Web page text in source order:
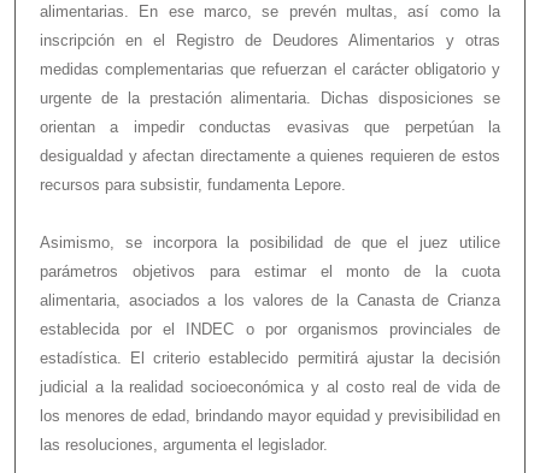
alimentarias. En ese marco, se prevén multas, así como la
inscripción en el Registro de Deudores Alimentarios y otras
medidas complementarias que refuerzan el carácter obligatorio y
urgente de la prestación alimentaria. Dichas disposiciones se
orientan a impedir conductas evasivas que perpetúan la
desigualdad y afectan directamente a quienes requieren de estos
recursos para subsistir, fundamenta Lepore.
Asimismo, se incorpora la posibilidad de que el juez utilice
parámetros objetivos para estimar el monto de la cuota
alimentaria, asociados a los valores de la Canasta de Crianza
establecida por el INDEC o por organismos provinciales de
estadística. El criterio establecido permitirá ajustar la decisión
judicial a la realidad socioeconómica y al costo real de vida de
los menores de edad, brindando mayor equidad y previsibilidad en
las resoluciones, argumenta el legislador.